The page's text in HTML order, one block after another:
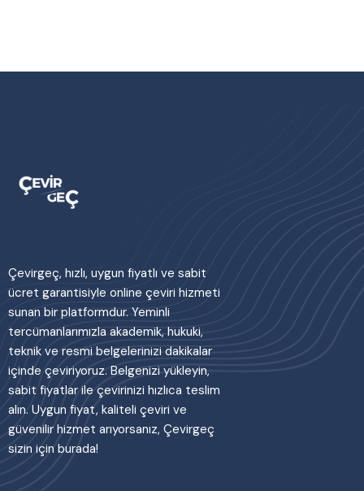
Çevirgeç, hızlı, uygun fiyatlı ve sabit
ücret garantisiyle online çeviri hizmeti
sunan bir platformdur. Yeminli
tercümanlarımızla akademik, hukuki,
teknik ve resmi belgelerinizi dakikalar
içinde çeviriyoruz. Belgenizi yükleyin,
sabit fiyatlar ile çevirinizi hızlıca teslim
alın. Uygun fiyat, kaliteli çeviri ve
güvenilir hizmet arıyorsanız, Çevirgeç
sizin için burada!